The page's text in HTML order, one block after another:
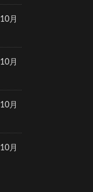
10月
10月
10月
10月